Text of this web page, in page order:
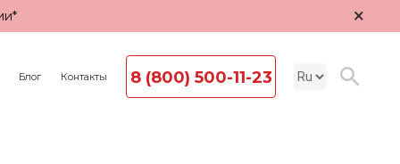
×
Блог Контакты 8 (800) 500-11-23